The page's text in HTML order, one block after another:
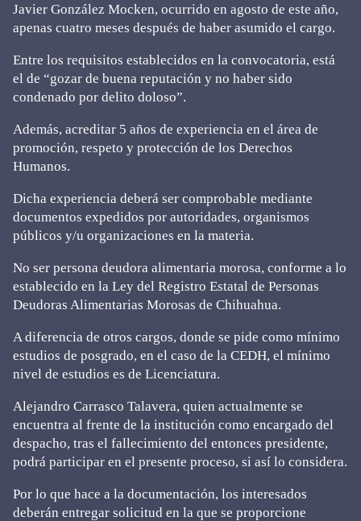
Javier González Mocken, ocurrido en agosto de este año,
apenas cuatro meses después de haber asumido el cargo.
Entre los requisitos establecidos en la convocatoria, está
el de “gozar de buena reputación y no haber sido
condenado por delito doloso”.
Además, acreditar 5 años de experiencia en el área de
promoción, respeto y protección de los Derechos
Humanos.
Dicha experiencia deberá ser comprobable mediante
documentos expedidos por autoridades, organismos
públicos y/u organizaciones en la materia.
No ser persona deudora alimentaria morosa, conforme a lo
establecido en la Ley del Registro Estatal de Personas
Deudoras Alimentarias Morosas de Chihuahua.
A diferencia de otros cargos, donde se pide como mínimo
estudios de posgrado, en el caso de la CEDH, el mínimo
nivel de estudios es de Licenciatura.
Alejandro Carrasco Talavera, quien actualmente se
encuentra al frente de la institución como encargado del
despacho, tras el fallecimiento del entonces presidente,
podrá participar en el presente proceso, si así lo considera.
Por lo que hace a la documentación, los interesados
deberán entregar solicitud en la que se proporcione